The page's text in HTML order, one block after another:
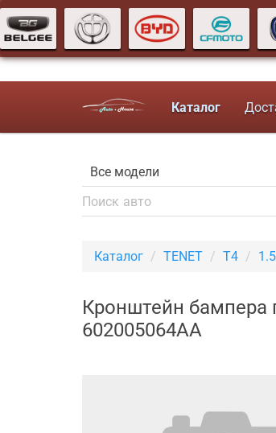
Каталог
Каталог TENET T4
Кронштейн бампера
602005064AA